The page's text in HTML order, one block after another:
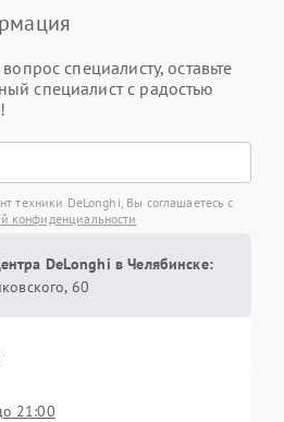
специалисту, оставьте
специалист с радостью
техники DeLonghi, Вы соглашаетесь с
конфиденциальности
DeLonghi в Челябинске:
60
21:00